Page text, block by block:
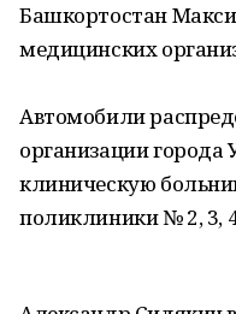
Башкортостан
медицинских
Автомобили
организации
клиническую
поликлиники № 2, 3,